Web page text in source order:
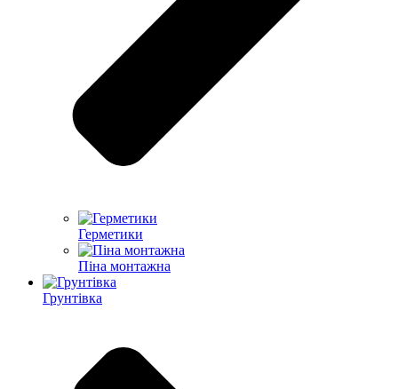
Герметики
Піна монтажна
Грунтівка